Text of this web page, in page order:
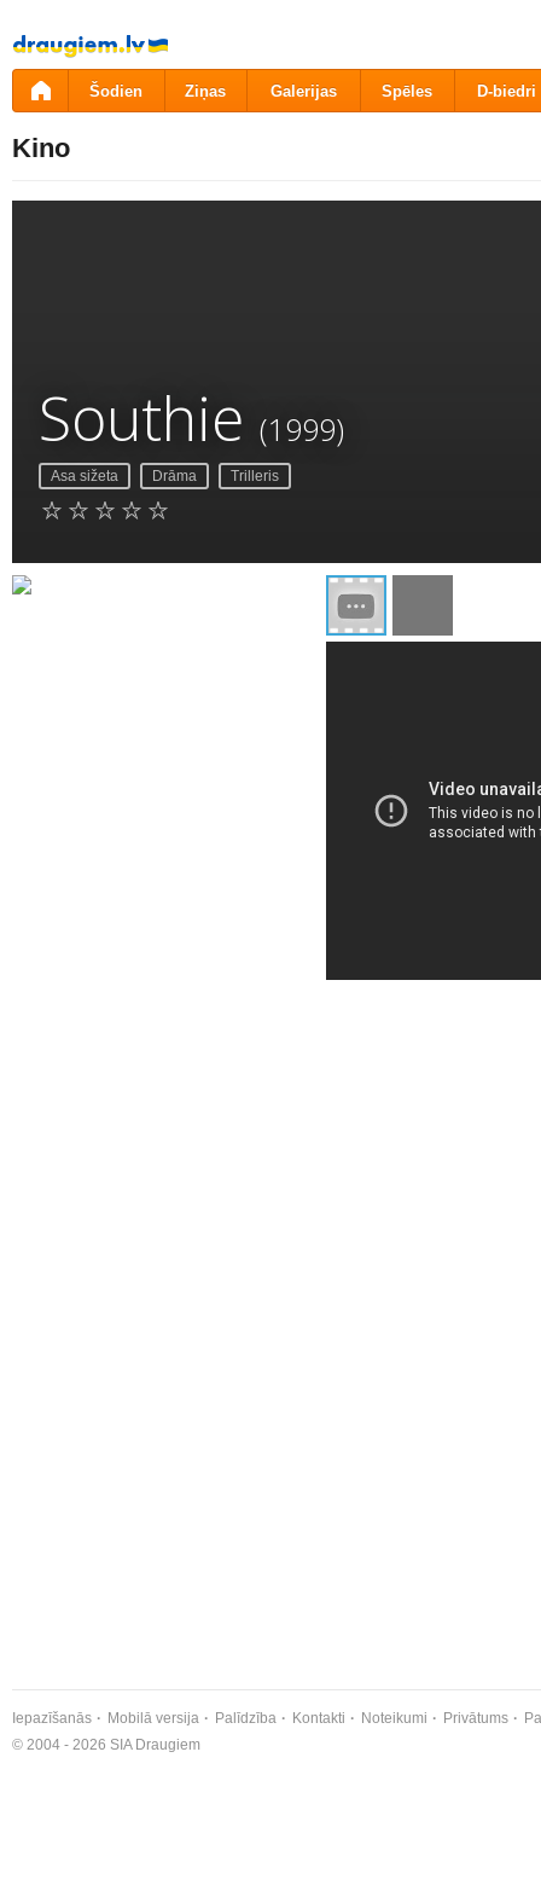
Pāriet
uz
saturu
Šodien Ziņas Galerijas Spēles D-biedri
Kino
Southie (1999)
Asa sižeta Drāma Trilleris
Iepazīšanās Mobilā versija Palīdzība Kontakti Noteikumi Privātums
© 2004 - 2026 SIA Draugiem